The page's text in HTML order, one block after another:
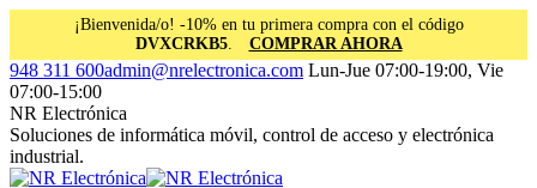
¡Bienvenida/o! -10% en tu primera compra con el código
DVXCRKB5. COMPRAR AHORA
Saltar
al
contenido
Facebook
page
opens
in
new
window
Instagram
page
opens
in
new
window
Linkedin
page
opens
in
new
window
948 311 600admin@nrelectronica.com Lun-Jue 07:00-19:00, Vie
07:00-15:00
NR Electrónica
Soluciones de informática móvil, control de acceso y electrónica
industrial.